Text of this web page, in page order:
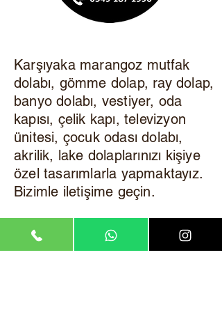
Karşıyaka marangoz mutfak
dolabı, gömme dolap, ray dolap,
banyo dolabı, vestiyer, oda
kapısı, çelik kapı, televizyon
ünitesi, çocuk odası dolabı,
akrilik, lake dolaplarınızı kişiye
özel tasarımlarla yapmaktayız.
Bizimle iletişime geçin.
©2008, Çözüm Merkezim. Kurumsal telif hakkı